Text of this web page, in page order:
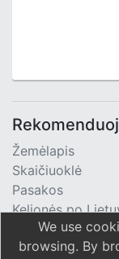
Žemėlapis
Skaičiuoklė
Pasakos
Kelionės po
TV Programa
We use
browsing. By